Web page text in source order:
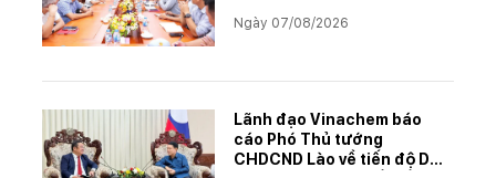
Ngày 07/08/2026
Lãnh đạo Vinachem báo
cáo Phó Thủ tướng
CHDCND Lào về tiến độ Dự